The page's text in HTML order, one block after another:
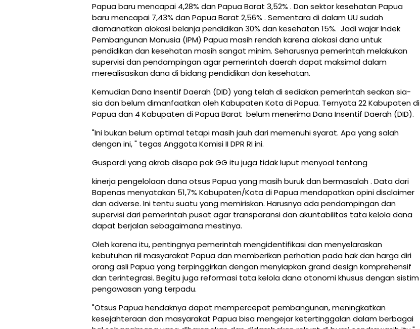
Papua baru mencapai 4,28% dan Papua Barat 3,52% . Dan sektor kesehatan Papua
baru mencapai 7,43% dan Papua Barat 2,56% . Sementara di dalam UU sudah
diamanatkan alokasi belanja pendidikan 30% dan kesehatan 15%. Jadi wajar Indek
Pembangunan Manusia (IPM) Papua masih rendah karena alokasi dana untuk
pendidikan dan kesehatan masih sangat minim. Seharusnya pemerintah melakukan
supervisi dan pendampingan agar pemerintah daerah dapat maksimal dalam
merealisasikan dana di bidang pendidikan dan kesehatan.
Kemudian Dana Insentif Daerah (DID) yang telah di sediakan pemerintah seakan sia-
sia dan belum dimanfaatkan oleh Kabupaten Kota di Papua. Ternyata 22 Kabupaten di
Papua dan 4 Kabupaten di Papua Barat belum menerima Dana Insentif Daerah (DID).
"Ini bukan belum optimal tetapi masih jauh dari memenuhi syarat. Apa yang salah
dengan ini, " tegas Anggota Komisi II DPR RI ini.
Guspardi yang akrab disapa pak GG itu juga tidak luput menyoal tentang
kinerja pengelolaan dana otsus Papua yang masih buruk dan bermasalah . Data dari
Bapenas menyatakan 51,7% Kabupaten/Kota di Papua mendapatkan opini disclaimer
dan adverse. Ini tentu suatu yang memiriskan. Harusnya ada pendampingan dan
supervisi dari pemerintah pusat agar transparansi dan akuntabilitas tata kelola dana
dapat berjalan sebagaimana mestinya.
Oleh karena itu, pentingnya pemerintah mengidentifikasi dan menyelaraskan
kebutuhan riil masyarakat Papua dan memberikan perhatian pada hak dan harga diri
orang asli Papua yang terpinggirkan dengan menyiapkan grand design komprehensif
dan terintegrasi. Begitu juga reformasi tata kelola dana otonomi khusus dengan sistim
pengawasan yang terpadu.
"Otsus Papua hendaknya dapat mempercepat pembangunan, meningkatkan
kesejahteraan dan masyarakat Papua bisa mengejar ketertinggalan dalam berbagai